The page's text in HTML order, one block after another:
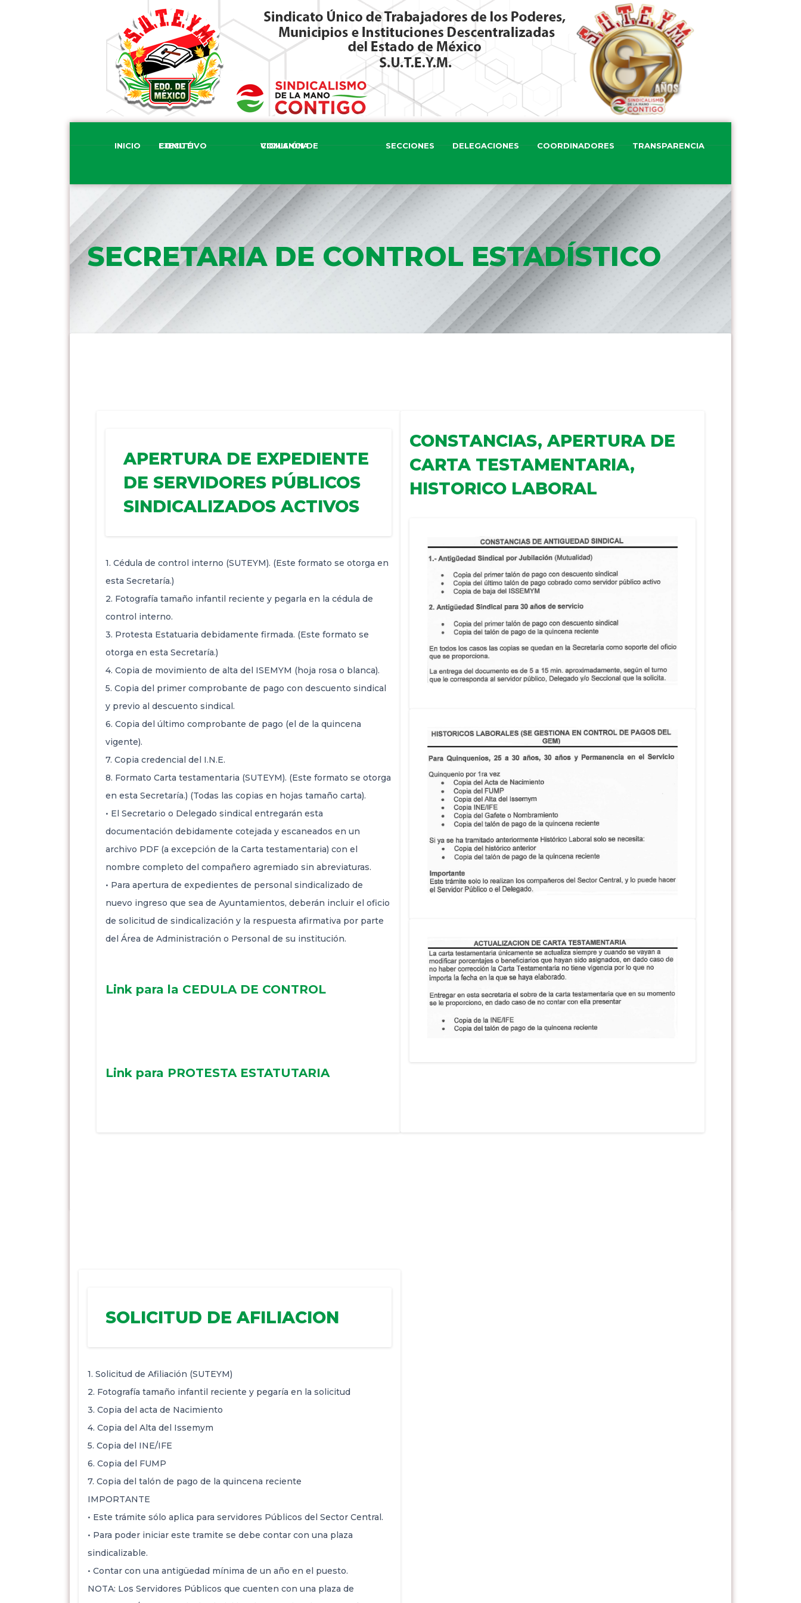
INICIO COMITÉ EJECUTIVO COMISIÓN DE VIGILANCIA SECCIONES DELEGACIONES COORDINADORES TRANSPARENCIA
SECRETARIA DE CONTROL ESTADÍSTICO
APERTURA DE EXPEDIENTE
DE SERVIDORES PÚBLICOS
SINDICALIZADOS ACTIVOS
1. Cédula de control interno (SUTEYM). (Este formato se otorga en
esta Secretaría.)
2. Fotografía tamaño infantil reciente y pegarla en la cédula de
control interno.
3. Protesta Estatuaria debidamente firmada. (Este formato se
otorga en esta Secretaría.)
4. Copia de movimiento de alta del ISEMYM (hoja rosa o blanca).
5. Copia del primer comprobante de pago con descuento sindical
y previo al descuento sindical.
6. Copia del último comprobante de pago (el de la quincena
vigente).
7. Copia credencial del I.N.E.
8. Formato Carta testamentaria (SUTEYM). (Este formato se otorga
en esta Secretaría.) (Todas las copias en hojas tamaño carta).
• El Secretario o Delegado sindical entregarán esta
documentación debidamente cotejada y escaneados en un
archivo PDF (a excepción de la Carta testamentaria) con el
nombre completo del compañero agremiado sin abreviaturas.
• Para apertura de expedientes de personal sindicalizado de
nuevo ingreso que sea de Ayuntamientos, deberán incluir el oficio
de solicitud de sindicalización y la respuesta afirmativa por parte
del Área de Administración o Personal de su institución.
Link para la CEDULA DE CONTROL
Link para PROTESTA ESTATUTARIA
CONSTANCIAS, APERTURA DE
CARTA TESTAMENTARIA,
HISTORICO LABORAL
SOLICITUD DE AFILIACION
1. Solicitud de Afiliación (SUTEYM)
2. Fotografía tamaño infantil reciente y pegaría en la solicitud
3. Copia del acta de Nacimiento
4. Copia del Alta del Issemym
5. Copia del INE/IFE
6. Copia del FUMP
7. Copia del talón de pago de la quincena reciente
IMPORTANTE
• Este trámite sólo aplica para servidores Públicos del Sector Central.
• Para poder iniciar este tramite se debe contar con una plaza
sindicalizable.
• Contar con una antigüedad mínima de un año en el puesto.
NOTA: Los Servidores Públicos que cuenten con una plaza de